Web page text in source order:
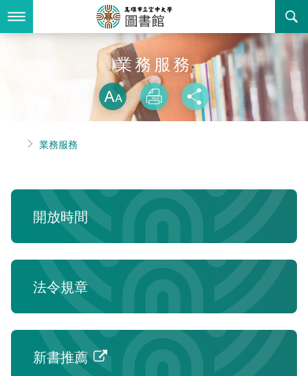
到
要
組織職掌
活動花絮
開放時間
新書推薦
常見問答
館際合作
書表下載
業務服務
略過字型切
放大
列印 分享
首頁業務服務
開放時間
法令規章
新書推薦